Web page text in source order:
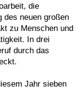
die
des neuen großen
zu Menschen und
In drei
durch das
Jahr sieben